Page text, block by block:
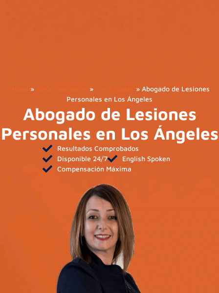
» » » Abogado de Lesiones
Personales en Los Ángeles
Abogado de Lesiones
Personales en Los Ángeles
Resultados Comprobados
Disponible 24/7
English Spoken
Compensación Máxima